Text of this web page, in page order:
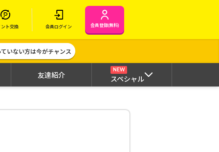
ント交換 会員ログイン 会員登録(無料)
いない方は今がチャンス
友達紹介
NEW
スペシャル